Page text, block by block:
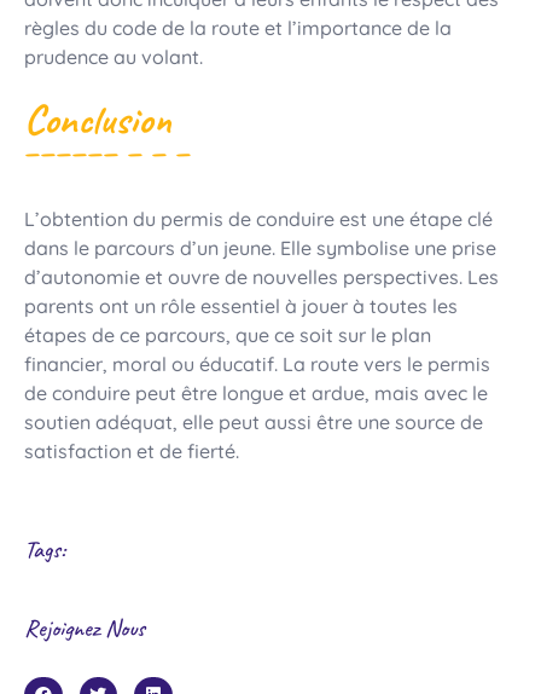
règles du code de la route et l’importance de la
prudence au volant.
Conclusion
L’obtention du permis de conduire est une étape clé
dans le parcours d’un jeune. Elle symbolise une prise
d’autonomie et ouvre de nouvelles perspectives. Les
parents ont un rôle essentiel à jouer à toutes les
étapes de ce parcours, que ce soit sur le plan
financier, moral ou éducatif. La route vers le permis
de conduire peut être longue et ardue, mais avec le
soutien adéquat, elle peut aussi être une source de
satisfaction et de fierté.
Tags:
Rejoignez Nous